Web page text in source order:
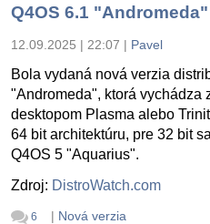
Q4OS 6.1 "Andromeda"
12.09.2025 | 22:07 | Pavel
Bola vydaná nová verzia
"Andromeda", ktorá vychádza
desktopom Plasma alebo
64 bit architektúru, pre 32 bit
Q4OS 5 "Aquarius".
Zdroj: DistroWatch.com
6 | Nová verzia